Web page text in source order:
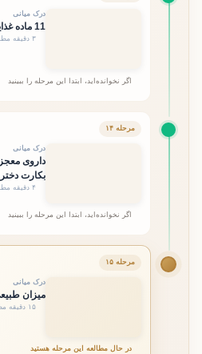
درک میانی
11 ماده غذایی سرکوب کننده میل جنسی
۳ دقیقه مطالعه
اگر نخوانده‌اید، ابتدا این مرحله را ببینید
مرحله ۱۴
درک میانی
داروی
بکارت
۴ دقیقه مطالعه
اگر نخوانده‌اید، ابتدا این مرحله را ببینید
مرحله ۱۵
درک میانی
میزان
۱۵ دقیقه مطالعه
در حال مطالعه این مرحله هستید